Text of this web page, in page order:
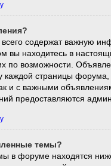
содержат важную
вы находитесь в
по возможности.
каждой страницы форума,
и с важными
предоставляются
темы?
в форуме находятся